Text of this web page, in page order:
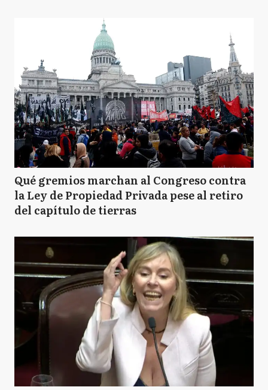
Qué gremios marchan al Congreso contra
la Ley de Propiedad Privada pese al retiro
del capítulo de tierras